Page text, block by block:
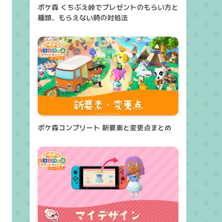
ポケ森 くちぶえ峠でプレゼントのもらい方と
種類、もらえない時の対処法
ポケ森コンプリート 新要素と変更点まとめ